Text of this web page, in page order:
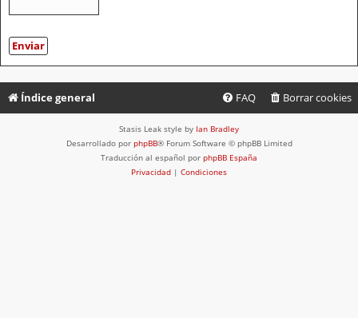
Índice general Borrar cookies
FAQ
Stasis Leak style by Ian Bradley
Desarrollado por phpBB® Forum Software © phpBB Limited
Traducción al español por phpBB España
Privacidad | Condiciones